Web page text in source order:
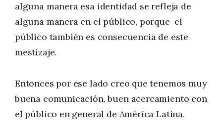
alguna manera esa identidad se refleja de
alguna manera en el público, porque el
público también es consecuencia de este
mestizaje.
Entonces por ese lado creo que tenemos muy
buena comunicación, buen acercamiento con
el público en general de América Latina.